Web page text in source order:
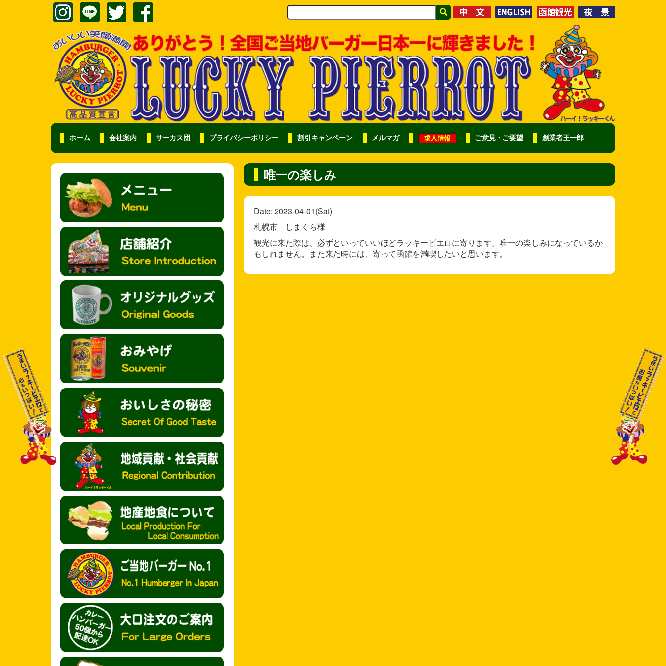
ホーム 会社案内 サーカス団 プライバシーポリシー 割引キャンペーン メルマガ ご意見・ご要望 創業者王一郎
唯一の楽しみ
Date: 2023-04-01(Sat)
札幌市 しまくら様
観光に来た際は、必ずといっていいほどラッキーピエロに寄ります。唯一の楽しみになっているか
もしれません。また来た時には、寄って函館を満喫したいと思います。